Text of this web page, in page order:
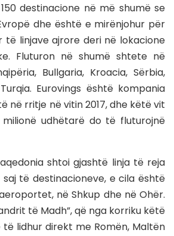
destinacione në më shumë se
dhe është e mirënjohur për
të linjave ajrore deri në lokacione
Fluturon në shumë shtete në
Bullgaria, Kroacia, Sërbia,
Eurovings është kompania
në rritje në vitin 2017, dhe këtë vit
udhëtarë do të fluturojnë
shtoi gjashtë linja të reja
të destinacioneve, e cila është
në Shkup dhe në Ohër.
të Madh”, që nga korriku këtë
lidhur direkt me Romën, Maltën